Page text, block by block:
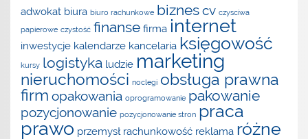
adwokat biura biuro rachunkowe biznescv czysciwa
papierowe czystość finanse firma internet
inwestycje kalendarze kancelaria księgowość
kursy logistyka ludzie marketing
nieruchomości noclegi obsługa prawna
firm opakowania oprogramowanie pakowanie
pozycjonowanie pozycjonowanie stron praca
prawo przemysł rachunkowość reklama różne